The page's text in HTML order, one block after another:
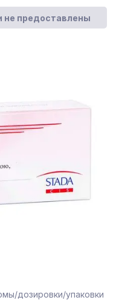
не предоставлены
дозировки/упаковки